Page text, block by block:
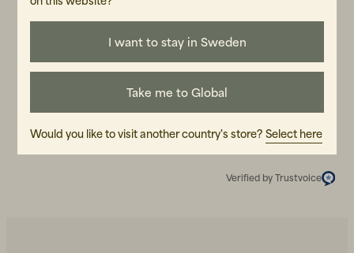
1 betyg
Alexander Z
2 år sedan
Verified by Trustvoice
I want to stay in Sweden
Take me to Global
Would you like to visit another country's store? Select here